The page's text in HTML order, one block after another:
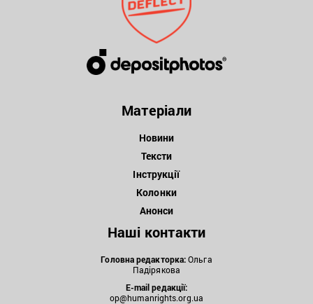
Матеріали
Новини
Тексти
Інструкції
Колонки
Анонси
Наші контакти
Головна редакторка:Ольга
Падірякова
E-mail редакції:
op@humanrights.org.ua